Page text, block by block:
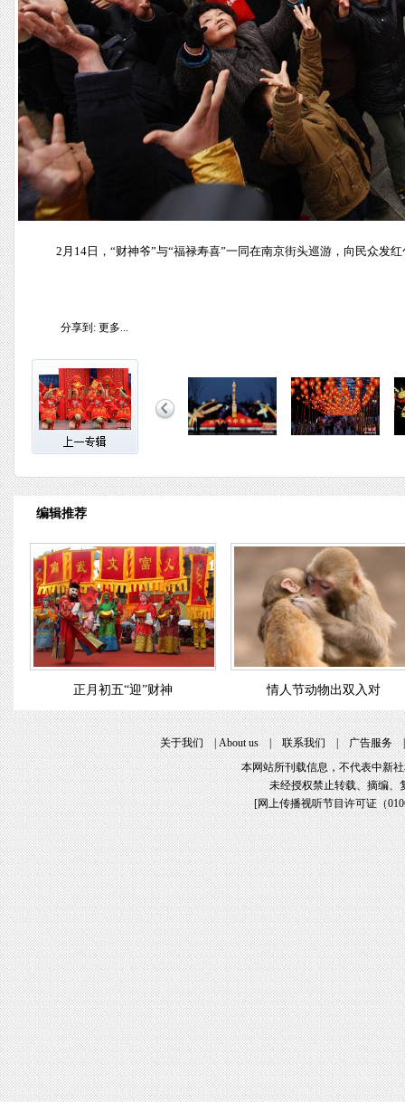
2月14日，“财神爷”与“福禄寿喜”一同在南京街头巡游，向民众发
分享到: 更多...
编辑推荐
正月初五“迎”财神 情人节动物出双入对
关于我们|About us|联系我们|广告服务
本网站所刊载信息，不代表中新
未经授权禁止转载、摘编、
[网上传播视听节目许可证（